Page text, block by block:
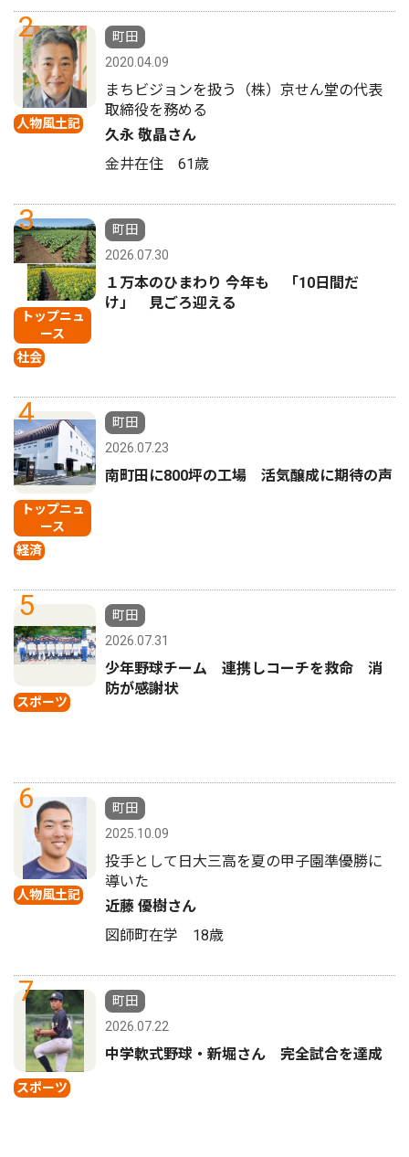
2
人物風土記
町田
2020.04.09
まちビジョンを扱う（株）京せん堂の代表
取締役を務める
久永 敬晶さん
金井在住 61歳
3
トップニュ
ース
社会
町田
2026.07.30
１万本のひまわり 今年も 「10日間だ
け」 見ごろ迎える
4
トップニュ
ース
経済
町田
2026.07.23
南町田に800坪の工場 活気醸成に期待の声
5
スポーツ
町田
2026.07.31
少年野球チーム 連携しコーチを救命 消
防が感謝状
6
人物風土記
町田
2025.10.09
投手として日大三高を夏の甲子園準優勝に
導いた
近藤 優樹さん
図師町在学 18歳
7
スポーツ
町田
2026.07.22
中学軟式野球・新堀さん 完全試合を達成